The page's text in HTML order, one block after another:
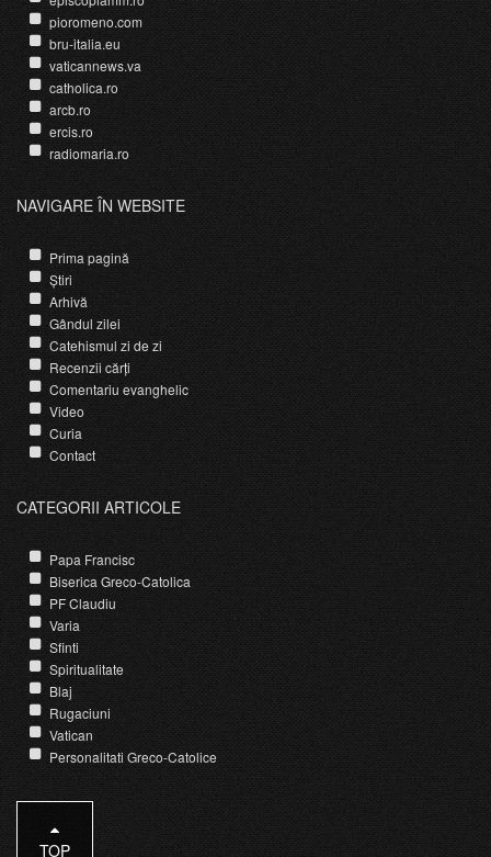
pioromeno.com
bru-italia.eu
vaticannews.va
catholica.ro
arcb.ro
ercis.ro
radiomaria.ro
NAVIGARE ÎN WEBSITE
Prima pagină
Știri
Arhivă
Gândul zilei
Catehismul zi de zi
Recenzii cărți
Comentariu evanghelic
Video
Curia
Contact
CATEGORII ARTICOLE
Papa Francisc
Biserica Greco-Catolica
PF Claudiu
Varia
Sfinti
Spiritualitate
Blaj
Rugaciuni
Vatican
Personalitati Greco-Catolice
TOP